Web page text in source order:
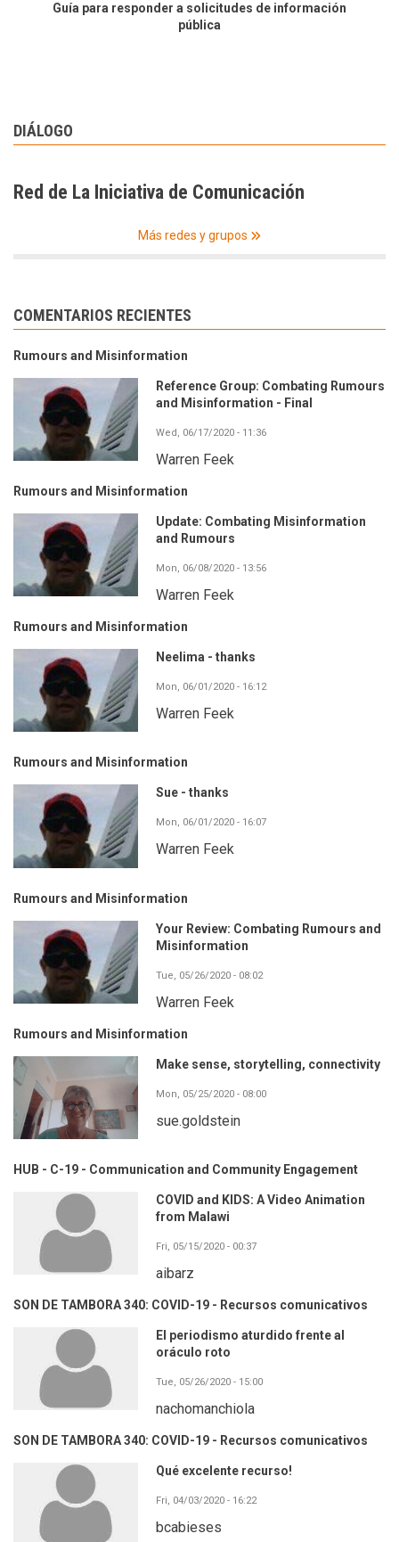
Guía para responder a solicitudes de información
pública
DIÁLOGO
Red de La Iniciativa de Comunicación
Más redes y grupos
COMENTARIOS RECIENTES
Rumours and Misinformation
Reference Group: Combating Rumours
and Misinformation - Final
Wed, 06/17/2020 - 11:36
Warren Feek
Rumours and Misinformation
Update: Combating Misinformation
and Rumours
Mon, 06/08/2020 - 13:56
Warren Feek
Rumours and Misinformation
Neelima - thanks
Mon, 06/01/2020 - 16:12
Warren Feek
Rumours and Misinformation
Sue - thanks
Mon, 06/01/2020 - 16:07
Warren Feek
Rumours and Misinformation
Your Review: Combating Rumours and
Misinformation
Tue, 05/26/2020 - 08:02
Warren Feek
Rumours and Misinformation
Make sense, storytelling, connectivity
Mon, 05/25/2020 - 08:00
sue.goldstein
HUB - C-19 - Communication and Community Engagement
COVID and KIDS: A Video Animation
from Malawi
Fri, 05/15/2020 - 00:37
aibarz
SON DE TAMBORA 340: COVID-19 - Recursos comunicativos
El periodismo aturdido frente al
oráculo roto
Tue, 05/26/2020 - 15:00
nachomanchiola
SON DE TAMBORA 340: COVID-19 - Recursos comunicativos
Qué excelente recurso!
Fri, 04/03/2020 - 16:22
bcabieses